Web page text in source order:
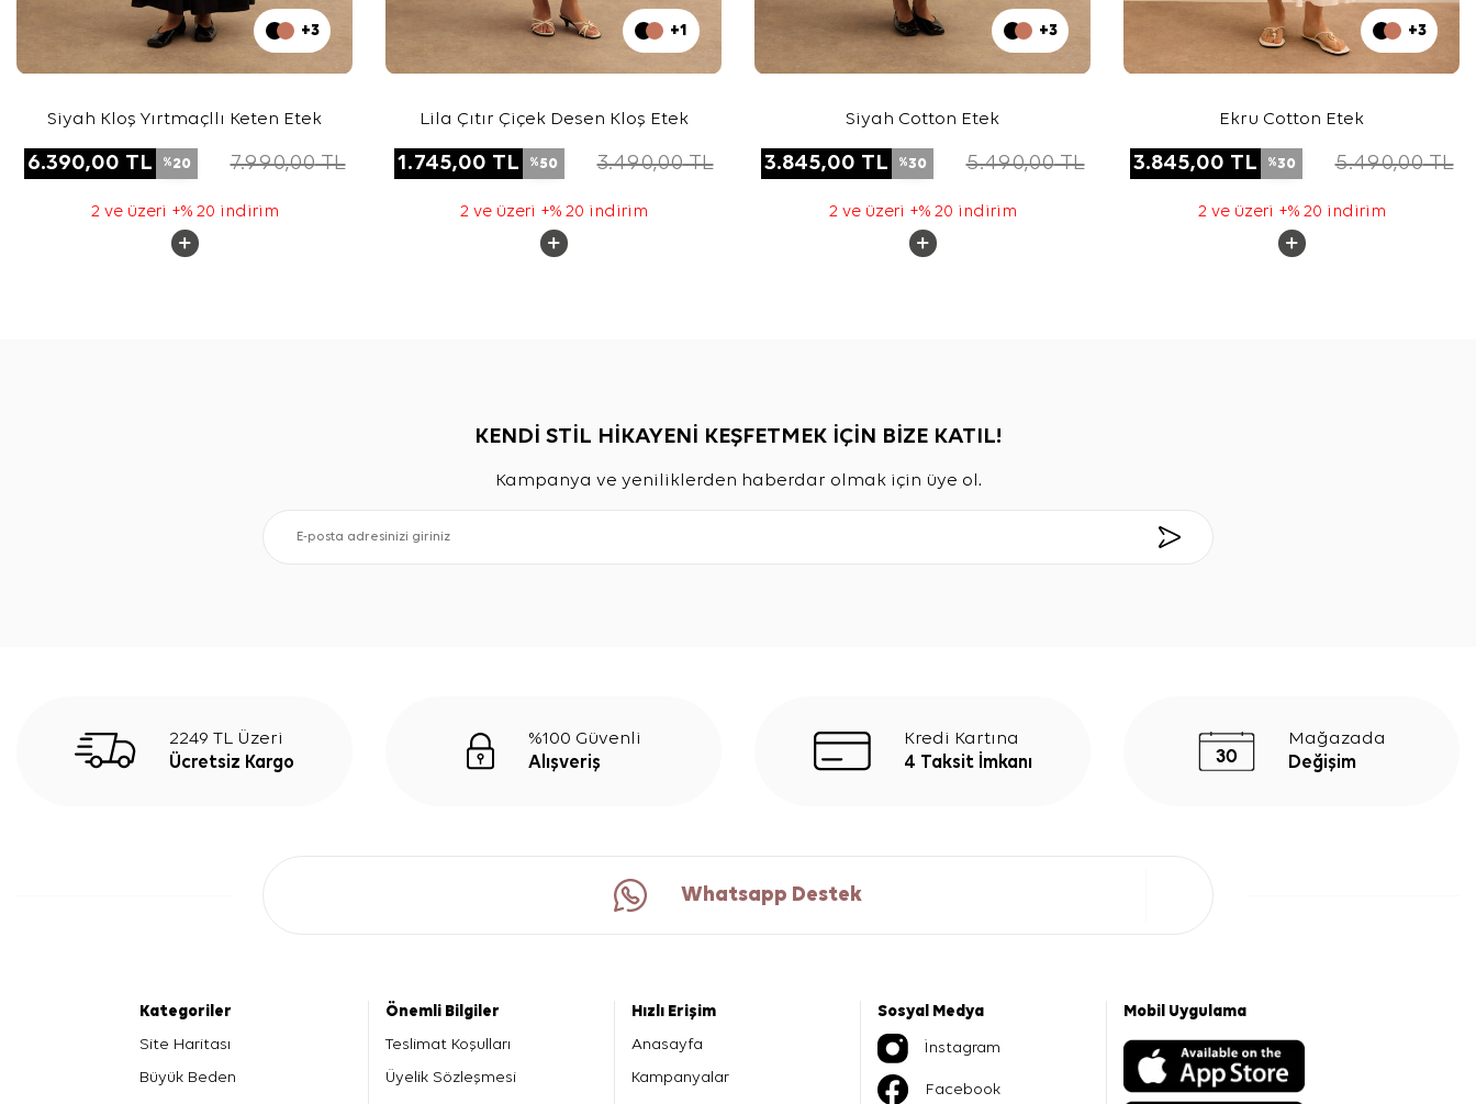
+3
Siyah Kloş Yırtmaçllı Keten Etek
6.390,00 TL %20 7.990,00TL
2 ve üzeri +% 20 indirim
+1
Lila Çıtır Çiçek Desen Kloş Etek
1.745,00 TL %50 3.490,00TL
2 ve üzeri +% 20 indirim
+3
Siyah Cotton Etek
3.845,00 TL %30 5.490,00TL
2 ve üzeri +% 20 indirim
+3
Ekru Cotton Etek
3.845,00 TL %30 5.490,00TL
2 ve üzeri +% 20 indirim
KENDİ STİL HİKAYENİ KEŞFETMEK İÇİN BİZE KATIL!
Kampanya ve yeniliklerden haberdar olmak için üye ol.
2249 TL Üzeri
Ücretsiz Kargo
%100 Güvenli
Alışveriş
Kredi Kartına
4 Taksit İmkanı
Mağazada
Değişim
Whatsapp Destek
Kategoriler
Site Haritası
Büyük Beden
Önemli Bilgiler
Teslimat Koşulları
Üyelik Sözleşmesi
Hızlı Erişim
Anasayfa
Kampanyalar
Sosyal Medya
İnstagram
Facebook
Mobil Uygulama